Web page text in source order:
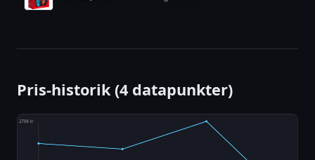
Pris-historik (4 datapunkter)